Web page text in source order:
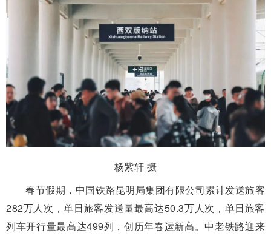
杨紫轩 摄
春节假期，中国铁路昆明局集团有限公司累计发送旅客
282万人次，单日旅客发送量最高达50.3万人次，单日旅客
列车开行量最高达499列，创历年春运新高。中老铁路迎来